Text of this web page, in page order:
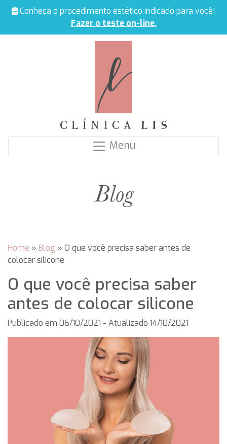
Conheça o procedimento estético indicado para você!
Fazer o teste on-line.
Menu
Blog
Home » Blog » O que você precisa saber antes de
colocar silicone
O que você precisa saber
antes de colocar silicone
Publicado em 06/10/2021 - Atualizado 14/10/2021